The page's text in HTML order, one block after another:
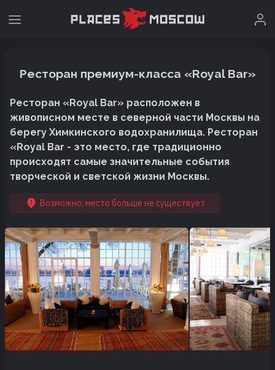
Ресторан премиум-класса «Royal Bar»
Ресторан «Royal Bar» расположен в
живописном месте в северной части Москвы на
берегу Химкинского водохранилища. Ресторан
«Royal Bar - это место, где традиционно
происходят самые значительные события
творческой и светской жизни Москвы.
Возможно, место больше не существует